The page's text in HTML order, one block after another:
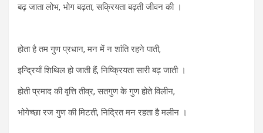
बढ़ जाता लोभ, भोग बढ़ता, सक्रियता बढ़ती जीवन की ।
होता है तम गुण प्रधान, मन में न शांति रहने पाती,
इन्द्रियाँ शिथिल हो जाती हैं, निष्क्रियता सारी बढ़ जाती ।
होती प्रमाद की वृत्ति तीव्र, सतगुण के गुण होते विलीन,
भोगेच्छा रज गुण की मिटती, निद्रित मन रहता है मलीन ।